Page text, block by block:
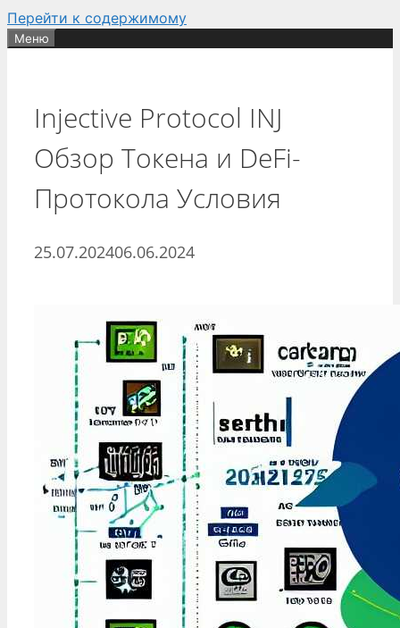
Перейти к содержимому
Меню
Injective Protocol INJ
Обзор Токена и DeFi-
Протокола Условия
25.07.202406.06.2024